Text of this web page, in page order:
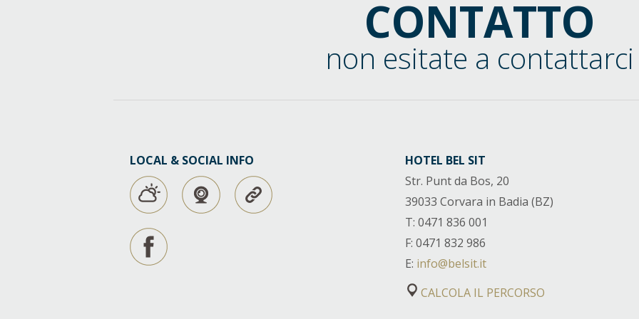
CONTATTO
non esitate a contattarci
LOCAL & SOCIAL INFO
HOTEL BEL SIT
Str. Punt da Bos, 20
39033 Corvara in Badia (BZ)
T: 0471 836 001
F: 0471 832 986
E: info@belsit.it
CALCOLA IL PERCORSO